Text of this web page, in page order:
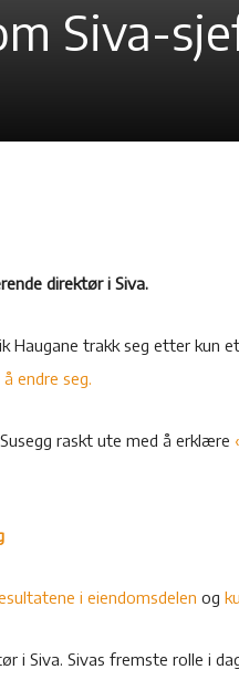
Siva-
direktør i Siva.
trakk seg etter kun
endre seg.
raskt ute med å erklære
i eiendomsdelen og
i Siva. Sivas fremste rolle i